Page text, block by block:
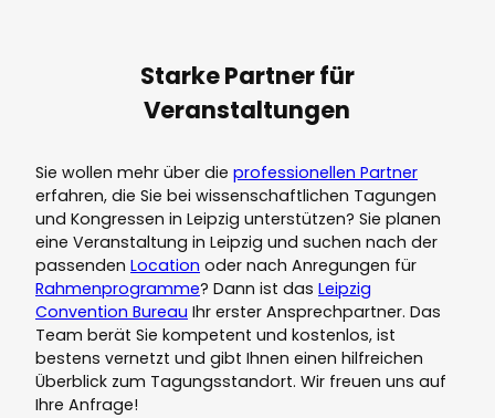
Starke Partner für
Veranstaltungen
Sie wollen mehr über die professionellen Partner
erfahren, die Sie bei wissenschaftlichen Tagungen
und Kongressen in Leipzig unterstützen? Sie planen
eine Veranstaltung in Leipzig und suchen nach der
passenden Location oder nach Anregungen für
Rahmenprogramme? Dann ist das Leipzig
Convention Bureau Ihr erster Ansprechpartner. Das
Team berät Sie kompetent und kostenlos, ist
bestens vernetzt und gibt Ihnen einen hilfreichen
Überblick zum Tagungsstandort. Wir freuen uns auf
Ihre Anfrage!